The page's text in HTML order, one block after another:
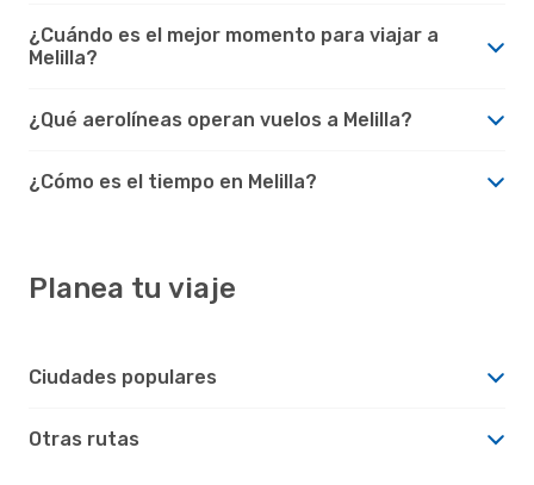
¿Cuándo es el mejor momento para viajar a
Melilla?
¿Qué aerolíneas operan vuelos a Melilla?
¿Cómo es el tiempo en Melilla?
Planea tu viaje
Ciudades populares
Otras rutas